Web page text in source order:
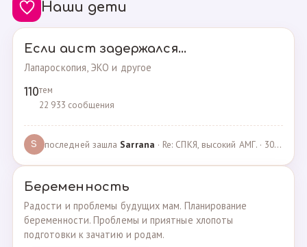
Наши дети
Если аист задержался...
Лапароскопия, ЭКО и другое
110тем
22 933 сообщения
S последней зашла Sarrana · Re: СПКЯ, высокий АМГ. · 30.04.2025
Беременность
Радости и проблемы будущих мам. Планирование
беременности. Проблемы и приятные хлопоты
подготовки к зачатию и родам.